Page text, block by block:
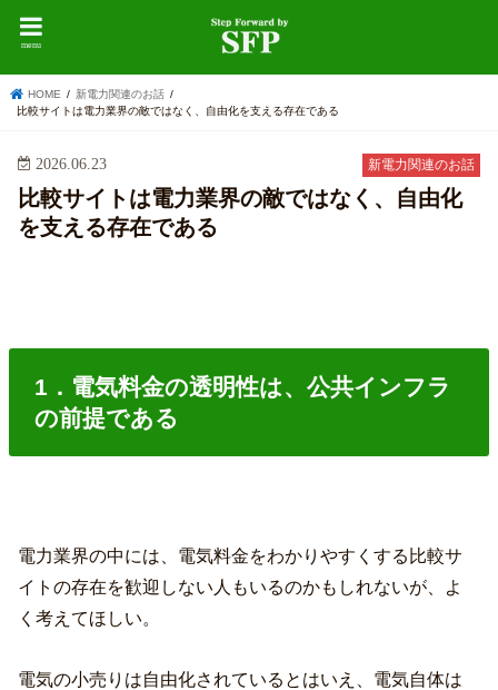
menu
HOME
新電力関連のお話
比較サイトは電力業界の敵ではなく、自由化を支える存在である
新電力関連のお話
2026.06.23
比較サイトは電力業界の敵ではなく、自由化
を支える存在である
1．電気料金の透明性は、公共インフラ
の前提である
電力業界の中には、電気料金をわかりやすくする比較サ
イトの存在を歓迎しない人もいるのかもしれないが、よ
く考えてほしい。
電気の小売りは自由化されているとはいえ、電気自体は